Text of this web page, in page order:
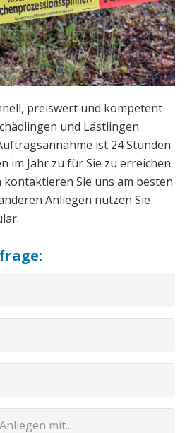
preiswert und kompetent
und Lästlingen.
für Sie zu erreichen.
Sie uns am besten
Anliegen nutzen Sie